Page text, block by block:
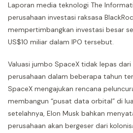
Laporan media teknologi The
perusahaan investasi raksasa
mempertimbangkan investasi besar
US$10 miliar dalam IPO tersebut.
Valuasi jumbo SpaceX tidak lepas
perusahaan dalam beberapa tahun
SpaceX mengajukan rencana
membangun “pusat data orbital” di
setelahnya, Elon Musk bahkan
perusahaan akan bergeser dari